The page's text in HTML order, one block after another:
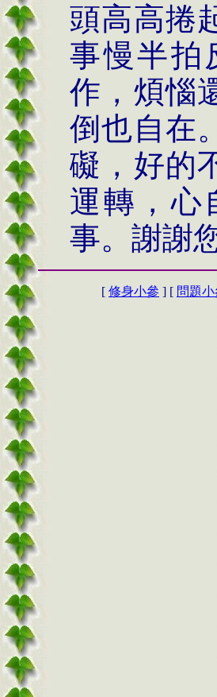
頭高高捲
事慢半拍
作，煩惱
倒也自在
礙，好的
運轉，心
事。謝謝
[ 修身小參 ] [ 問題小